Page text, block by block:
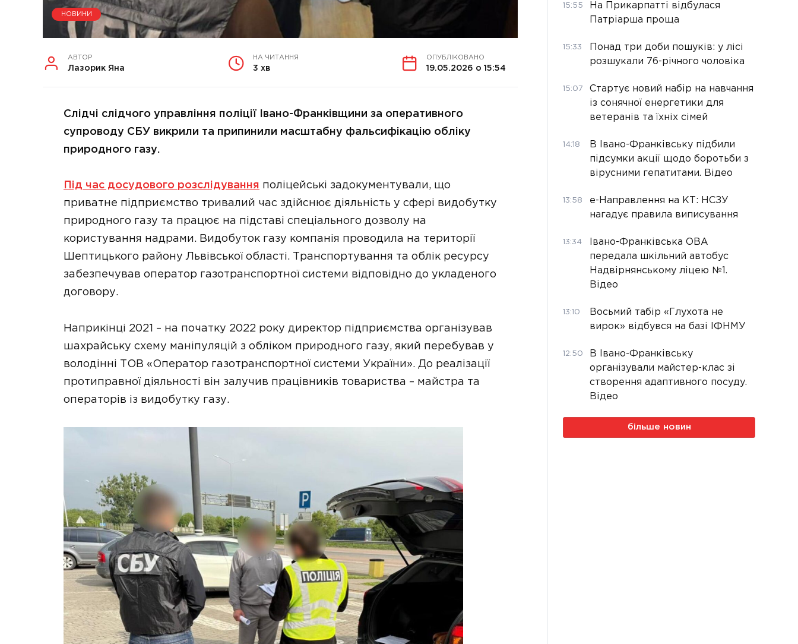
НОВИНИ
АВТОР
Лазорик Яна
НА ЧИТАННЯ
3 хв
ОПУБЛІКОВАНО
19.05.2026 о 15:54
Слідчі слідчого управління поліції Івано-Франківщини за оперативного
супроводу СБУ викрили та припинили масштабну фальсифікацію обліку
природного газу.
Під час досудового розслідування поліцейські задокументували, що
приватне підприємство тривалий час здійснює діяльність у сфері видобутку
природного газу та працює на підставі спеціального дозволу на
користування надрами. Видобуток газу компанія проводила на території
Шептицького району Львівської області. Транспортування та облік ресурсу
забезпечував оператор газотранспортної системи відповідно до укладеного
договору.
Наприкінці 2021 – на початку 2022 року директор підприємства організував
шахрайську схему маніпуляцій з обліком природного газу, який перебував у
володінні ТОВ «Оператор газотранспортної системи України». До реалізації
протиправної діяльності він залучив працівників товариства – майстра та
операторів із видобутку газу.
15:55
На Прикарпатті відбулася
Патріарша проща
15:33
Понад три доби пошуків: у лісі
розшукали 76-річного чоловіка
15:07
Стартує новий набір на навчання
із сонячної енергетики для
ветеранів та їхніх сімей
14:18
В Івано-Франківську підбили
підсумки акції щодо боротьби з
вірусними гепатитами. Відео
13:58
е-Направлення на КТ: НСЗУ
нагадує правила виписування
13:34
Івано-Франківська ОВА
передала шкільний автобус
Надвірнянському ліцею №1.
Відео
13:10
Восьмий табір «Глухота не
вирок» відбувся на базі ІФНМУ
12:50
В Івано-Франківську
організували майстер-клас зі
створення адаптивного посуду.
Відео
більше новин